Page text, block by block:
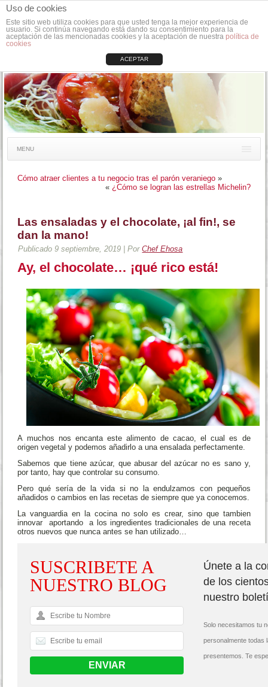
Uso de cookies
Este sitio web utiliza cookies para que usted tenga la mejor experiencia de
usuario. Si continúa navegando está dando su consentimiento para la
aceptación de las mencionadas cookies y la aceptación de nuestra política de
cookies
ACEPTAR
MENU
Cómo atraer clientes a tu negocio tras el parón veraniego »
« ¿Cómo se logran las estrellas Michelin?
Las ensaladas y el chocolate, ¡al fin!, se
dan la mano!
Publicado 9 septiembre, 2019 |Por Chef Ehosa
Ay, el chocolate… ¡qué rico está!
A muchos nos encanta este alimento de cacao, el cual es de
origen vegetal y podemos añadirlo a una ensalada perfectamente.
Sabemos que tiene azúcar, que abusar del azúcar no es sano y,
por tanto, hay que controlar su consumo.
Pero qué sería de la vida si no la endulzamos con pequeños
añadidos o cambios en las recetas de siempre que ya conocemos.
La vanguardia en la cocina no solo es crear, sino que tambien
innovar aportando a los ingredientes tradicionales de una receta
otros nuevos que nunca antes se han utilizado…
SUSCRIBETE A
NUESTRO BLOG
Únete a la
de los
nuestro
Solo necesitamos tu
personalmente todas
presentemos. Te